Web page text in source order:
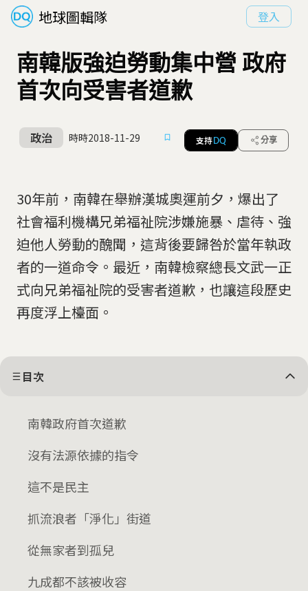
地球圖輯隊 登入
南韓版強迫勞動集中營 政府
首次向受害者道歉
政治 時時2018-11-29 支持 DQ 分享
30年前，南韓在舉辦漢城奧運前夕，爆出了
社會福利機構兄弟福祉院涉嫌施暴、虐待、強
迫他人勞動的醜聞，這背後要歸咎於當年執政
者的一道命令。最近，南韓檢察總長文武一正
式向兄弟福祉院的受害者道歉，也讓這段歷史
再度浮上檯面。
目次
南韓政府首次道歉
沒有法源依據的指令
這不是民主
抓流浪者「淨化」街道
從無家者到孤兒
九成都不該被收容